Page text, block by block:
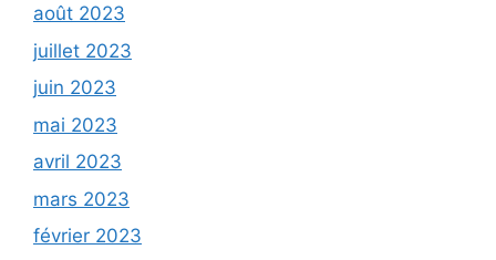
août 2023
juillet 2023
juin 2023
mai 2023
avril 2023
mars 2023
février 2023